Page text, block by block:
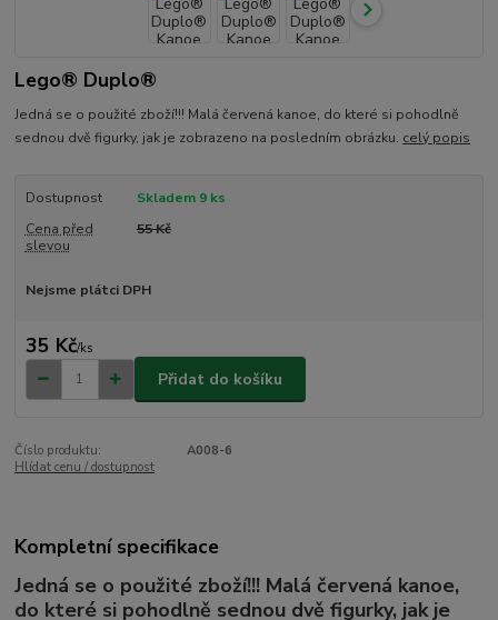
Lego® Duplo®
Jedná se o použité zboží!!! Malá červená kanoe, do které si pohodlně
sednou dvě figurky, jak je zobrazeno na posledním obrázku. celý popis
Dostupnost
Skladem 9 ks
Cena před
slevou
55 Kč
Nejsme plátci DPH
35 Kč/ks
Přidat do košíku
Číslo produktu:
A008-6
Hlídat cenu / dostupnost
Kompletní specifikace
Jedná se o použité zboží!!! Malá červená kanoe,
do které si pohodlně sednou dvě figurky, jak je